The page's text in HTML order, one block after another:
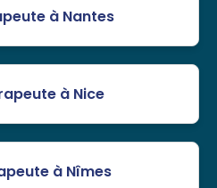
à Nantes
à Nice
à Nîmes